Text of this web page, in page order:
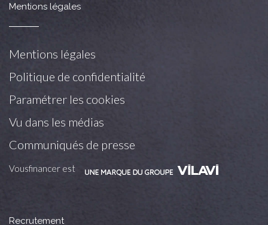
Mentions légales
Mentions légales
Politique de confidentialité
Paramétrer les cookies
Vu dans les médias
Communiqués de presse
Vousfinancer est
Recrutement